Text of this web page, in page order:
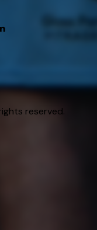
reserved.